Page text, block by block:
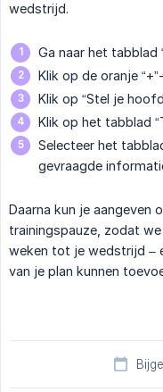
wedstrijd.
Ga naar het tabblad
Klik op de oranje
Klik op “Stel je
Klik op het tabblad
Selecteer het
gevraagde
Daarna kun je aangeven
trainingspauze, zodat
weken tot je wedstrijd –
van je plan kunnen